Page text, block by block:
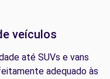
veículos
até SUVs e vans
adequado às